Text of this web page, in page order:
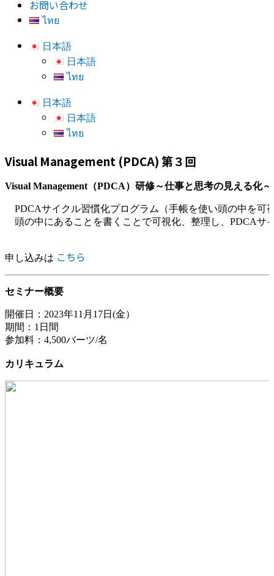
お問い合わせ
ไทย
日本語
日本語
ไทย
日本語
日本語
ไทย
Visual Management (PDCA) 第３回
Visual Management（PDCA）研修～仕事と思考の見える
PDCAサイクル習慣化プログラム（手帳を使い頭の中を可
申し込みは こちら
セミナー概要
開催日：2023年11月17日(金）
期間：1日間
参加料：4,500バーツ/名
カ リキュラム